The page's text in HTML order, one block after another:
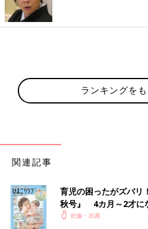
ランキングを
関連記事
育児の困ったがズバリ
秋号』 4カ月～2才に
いっぱい！
妊娠・出産